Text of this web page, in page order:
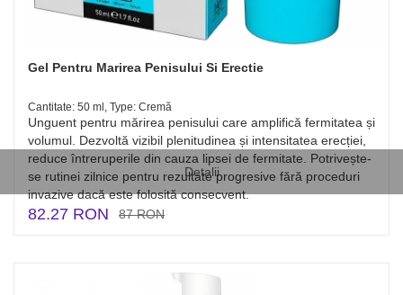
Detalii
Gel Pentru Marirea Penisului Si Erectie
Cantitate: 50 ml, Type: Cremă
Unguent pentru mărirea penisului care amplifică fermitatea și
volumul. Dezvoltă vizibil plenitudinea și intensitatea erecției,
reduce întreruperile din cauza lipsei de fermitate. Potrivește-
se rutinei zilnice pentru rezultate progresive fără proceduri
invazive dacă este folosită consecvent.
82.27 RON 87 RON